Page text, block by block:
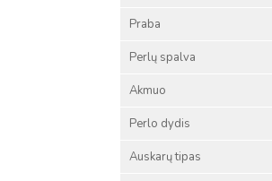
Praba
Perlų spalva
Akmuo
Perlo dydis
Auskarų tipas